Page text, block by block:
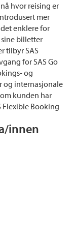
hvor reising er
mer
enklere for
billetter
tilbyr SAS
for SAS Go
og
og internasjonale
kunden har
Flexible Booking
innen